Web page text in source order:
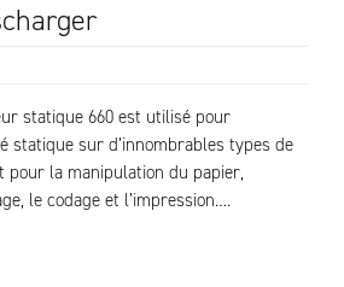
statique 660 est utilisé pour
statique sur d’innombrables types de
pour la manipulation du papier,
le codage et l’impression….